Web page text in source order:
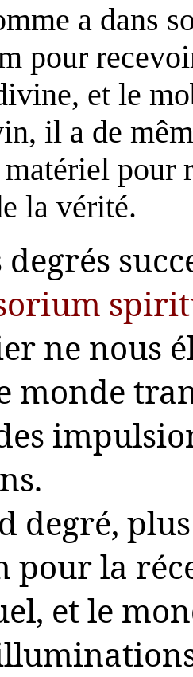
a dans
pour
et le
il a de
matériel pour
la vérité.
ne nous
monde
degré,
pour la
et le